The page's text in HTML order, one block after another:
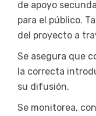
de apoyo
para el público.
del proyecto a
Se asegura que
la correcta
su difusión.
Se monitorea,